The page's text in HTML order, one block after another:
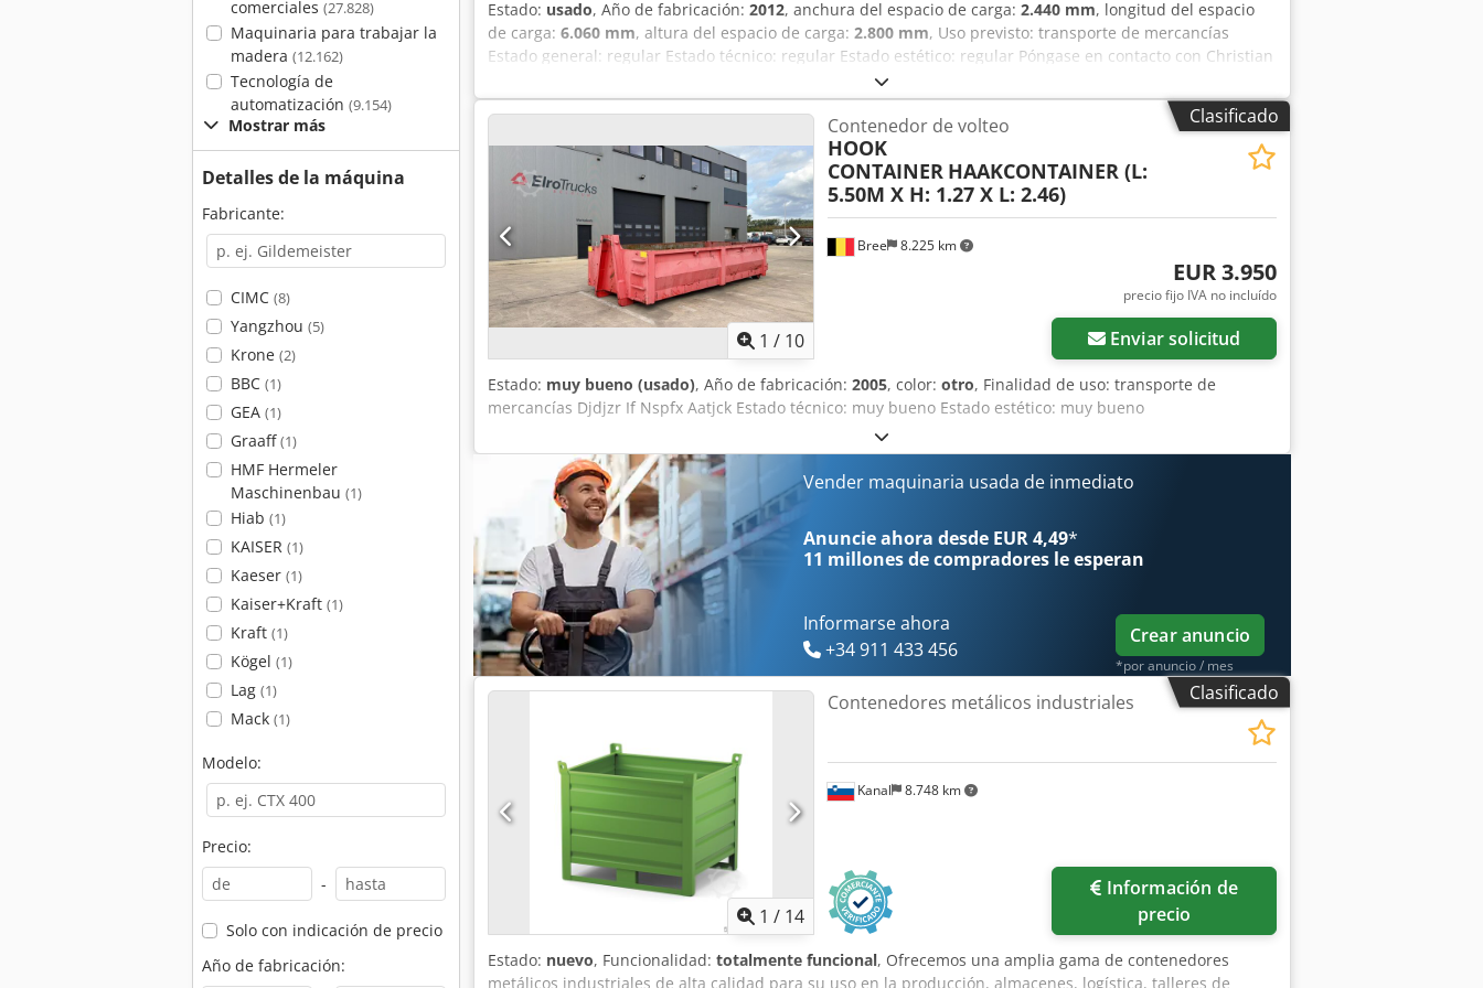
comerciales (27.828)
Maquinaria para trabajar la
madera (12.162)
Tecnología de
automatización (9.154)
Mostrar más
Detalles de la máquina
Fabricante:
CIMC (8)
Yangzhou (5)
Krone (2)
BBC (1)
GEA (1)
Graaff(1)
HMF Hermeler
Maschinenbau (1)
Hiab (1)
KAISER (1)
Kaeser (1)
Kaiser+Kraft (1)
Kraft (1)
Kögel (1)
Lag (1)
Mack (1)
Modelo:
Precio:
-
Solo con indicación de precio
Año de fabricación:
Estado: usado, Año de fabricación: 2012, anchura del espacio de carga: 2.440 mm, longitud del espacio
de carga: 6.060 mm, altura del espacio de carga: 2.800 mm, Uso previsto: transporte de mercancías
Estado general: regular Estado técnico: regular Estado estético: regular Póngase en contacto con Christian
Theißen para obtener más información. Fabricante: desconocido Tipo: contenedor para aseos Año de
fabricación: 2012 Tipo de producto: usado Datos: Dimensiones (largo x ancho x alto): 6055 x 2435 x 2800
mm Peso: aprox. 2.700 kg Color: rojo Puntos de transporte según la norma ISO: en las esquinas, con
alojamientos para carretillas elevadoras Apilable: hasta 3 unidades Drenaje de agua de lluvia: a través de
canalones perimetrales en el marco, con bajantes en los pilares de las esquinas Ventanas: ventanas de
PVC blancas Instalación eléctrica: instalación eléctrica para uso en zonas húmedas Características
especiales: calefacción eléctrica, zona para señoras y señores, 5 aseos, 2 urinarios y 2 lavabos Nota: suelo
dañado, usado, abolladuras en las paredes exteriores Ubicación: 97828 Altfeld, cerca de Marktheidenfeld
Dcodezpxhvjpfx Aatjk Disponible de inmediato
Clasificado
1 / 10
Bree 8.225 km
Contenedor de volteo
HOOK
CONTAINER HAAKCONTAINER (L:
5.50M X H: 1.27 X L: 2.46)
EUR 3.950
precio fijo IVA no incluído
Enviar solicitud
Estado: muy bueno (usado), Año de fabricación: 2005, color: otro, Finalidad de uso: transporte de
mercancías Djdjzr If Nspfx Aatjck Estado técnico: muy bueno Estado estético: muy bueno
Vender maquinaria usada de inmediato
Anuncie ahora desde EUR 4,49*
11 millones de compradores le esperan
Informarse ahora
+34 911 433 456
Crear anuncio
*por anuncio / mes
Clasificado
1 / 14
Kanal 8.748 km
Contenedores metálicos industriales
precio
Estado: nuevo, Funcionalidad: totalmente funcional, Ofrecemos una amplia gama de contenedores
metálicos industriales de alta calidad para su uso en la producción, almacenes, logística, talleres de